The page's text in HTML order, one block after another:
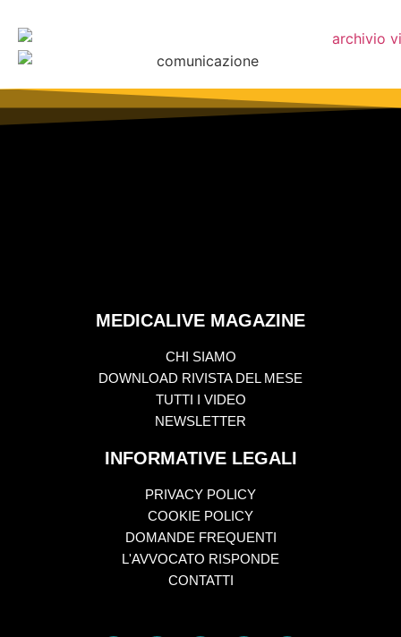
MEDICALIVE MAGAZINE
CHI SIAMO
DOWNLOAD RIVISTA DEL MESE
TUTTI I VIDEO
NEWSLETTER
INFORMATIVE LEGALI
PRIVACY POLICY
COOKIE POLICY
DOMANDE FREQUENTI
L'AVVOCATO RISPONDE
CONTATTI